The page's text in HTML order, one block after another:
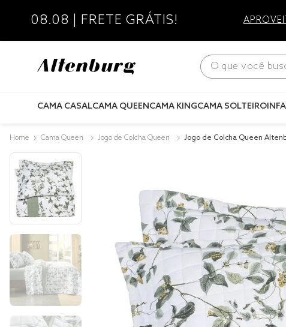
08.08 | FRETE GRÁTIS!
O que você busca
CAMA CASALCAMA QUEENCAMA KINGCAMA SOLTEIRO
Cama Queen Jogo de Colcha Queen
Jogo de Colcha Queen